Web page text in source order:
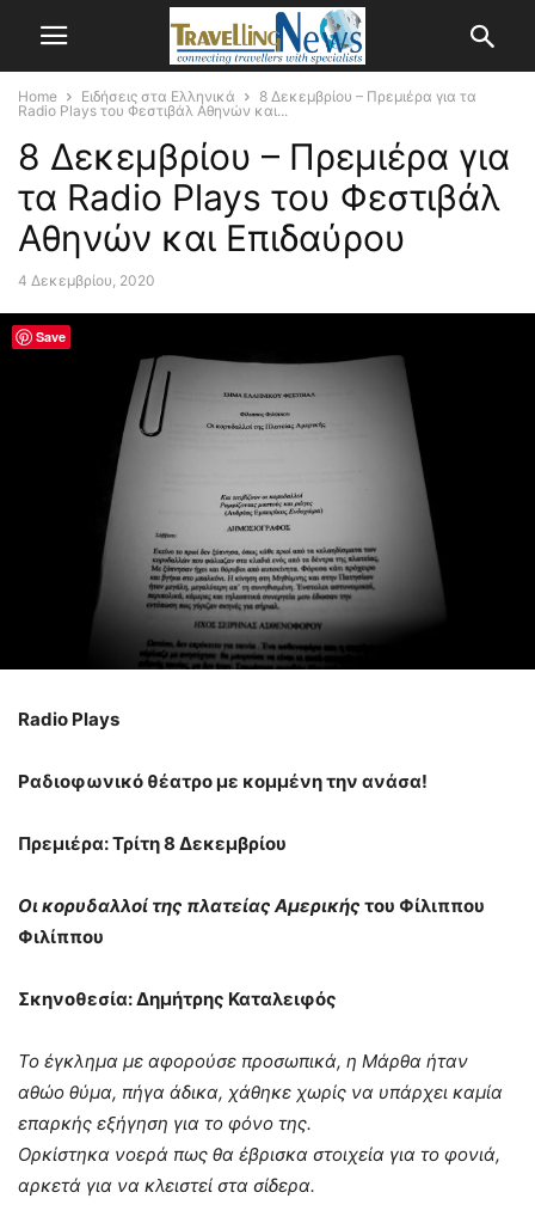
Home Ειδήσεις στα Ελληνικά
8 Δεκεμβρίου – Πρεμιέρα για τα
Radio Plays του Φεστιβάλ Αθηνών και...
8 Δεκεμβρίου – Πρεμιέρα για
τα Radio Plays του Φεστιβάλ
Αθηνών και Επιδαύρου
4 Δεκεμβρίου, 2020
Radio Plays
Ραδιοφωνικό θέατρο με κομμένη την ανάσα!
Πρεμιέρα: Τρίτη 8 Δεκεμβρίου
Οι κορυδαλλοί της πλατείας Αμερικής του Φίλιππου
Φιλίππου
Σκηνοθεσία: Δημήτρης Καταλειφός
Το έγκλημα με αφορούσε προσωπικά, η Μάρθα ήταν
αθώο θύμα, πήγα άδικα, χάθηκε χωρίς να υπάρχει καμία
επαρκής εξήγηση για το φόνο της.
Ορκίστηκα νοερά πως θα έβρισκα στοιχεία για το φονιά,
αρκετά για να κλειστεί στα σίδερα.
Save